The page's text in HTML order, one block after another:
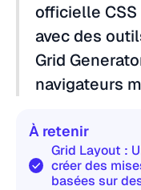
officielle CSS
avec des
Grid
navigateurs
À retenir
Grid Layout :
créer des
basées sur